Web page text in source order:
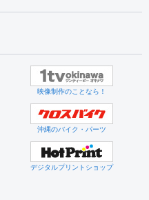
映像制作のことなら！
沖縄のバイク・パーツ
デジタルプリントショップ